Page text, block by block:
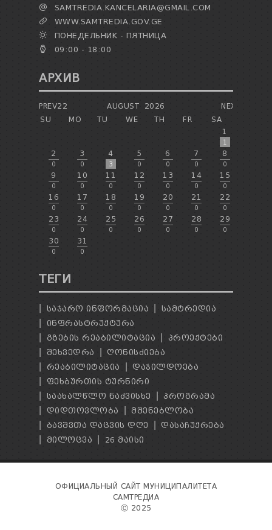
SAMTREDIA.KANCELARIA@GMAIL.COM
WWW.SAMTREDIA.GOV.GE
ПОНЕДЕЛЬНИК - ПЯТНИЦА
09:00 - 18:00
АРХИВ
PREV22 NEXT
AUGUST
2026
SU
MO TU WE TH FR
SA
1
1
2
0
3
0
4
3
5
0
6
0
7
0
8
0
9
0
10
0
11
0
12
0
13
0
14
0
15
0
16
0
17
0
18
0
19
0
20
0
21
0
22
0
23
0
24
0
25
0
26
0
27
0
28
0
29
0
30
0
31
0
ТЕГИ
ᲡᲐᲯᲐᲠᲝ ᲘᲜᲤᲝᲠᲛᲐᲪᲘᲐ
ᲡᲐᲛᲢᲠᲔᲓᲘᲐ
ᲘᲜᲤᲠᲐᲡᲢᲠᲣᲥᲢᲣᲠᲐ
ᲒᲖᲔᲑᲘᲡ ᲠᲔᲐᲑᲘᲚᲘᲢᲐᲪᲘᲐ
ᲞᲠᲝᲔᲥᲢᲔᲑᲘ
ᲨᲔᲮᲕᲔᲓᲠᲐ
ᲦᲝᲜᲘᲡᲫᲘᲔᲑᲐ
ᲠᲔᲐᲑᲘᲚᲘᲢᲐᲪᲘᲐ
ᲓᲐᲯᲘᲚᲓᲝᲔᲑᲐ
ᲤᲔᲮᲑᲣᲠᲗᲘᲡ ᲢᲣᲠᲜᲘᲠᲘ
ᲡᲐᲐᲮᲐᲚᲬᲚᲝ ᲜᲐᲫᲕᲘᲡᲮᲔ
ᲞᲠᲝᲒᲠᲐᲛᲐ
ᲓᲘᲓᲗᲝᲕᲚᲝᲑᲐ
ᲛᲨᲔᲜᲔᲑᲚᲝᲑᲐ
ᲑᲐᲕᲨᲕᲗᲐ ᲓᲐᲪᲕᲘᲡ ᲓᲦᲔ
ᲓᲐᲡᲐᲩᲣᲥᲠᲔᲑᲐ
ᲛᲘᲚᲝᲪᲕᲐ
26 ᲛᲐᲘᲡᲘ
ОФИЦИАЛЬНЫЙ САЙТ МУНИЦИПАЛИТЕТА
САМТРЕДИА
Ⓒ 2025